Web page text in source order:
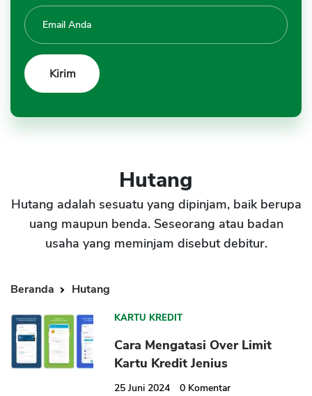
Hutang
Hutang adalah sesuatu yang dipinjam, baik berupa
uang maupun benda. Seseorang atau badan
usaha yang meminjam disebut debitur.
Beranda Hutang
KARTU KREDIT
Cara Mengatasi Over Limit
Kartu Kredit Jenius
25 Juni 2024 0 Komentar